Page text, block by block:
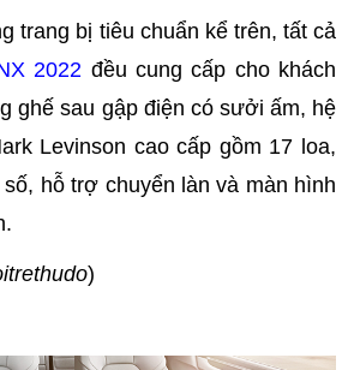
trang bị tiêu chuẩn kể trên, tất cả
2022 đều cung cấp cho khách
ghế sau gập điện có sưởi ấm, hệ
Levinson cao cấp gồm 17 loa,
hỗ trợ chuyển làn và màn hình
)